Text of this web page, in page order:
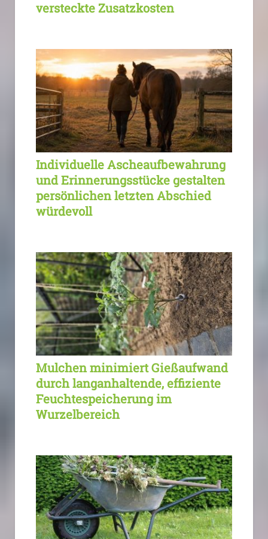
versteckte Zusatzkosten
Individuelle Ascheaufbewahrung
und Erinnerungsstücke gestalten
persönlichen letzten Abschied
würdevoll
Mulchen minimiert Gießaufwand
durch langanhaltende, effiziente
Feuchtespeicherung im
Wurzelbereich